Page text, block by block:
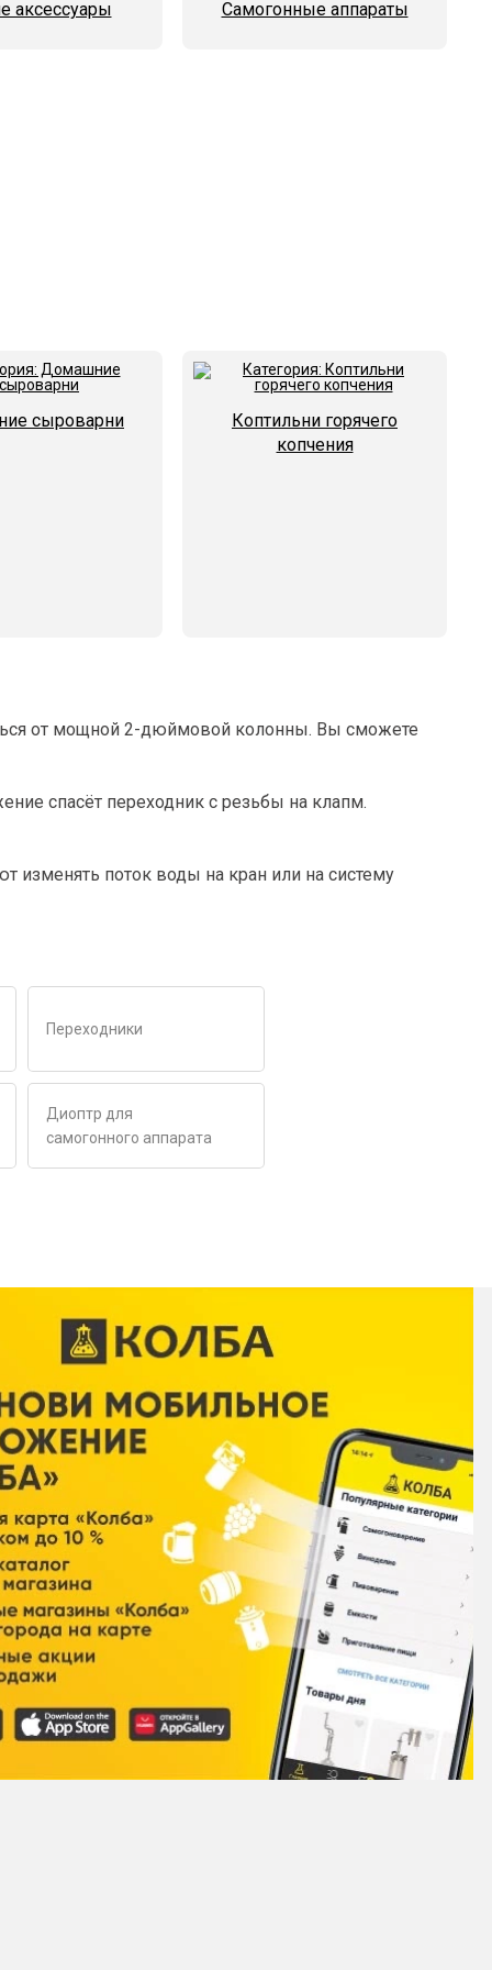
аксессуары Самогонные аппараты
сыроварни
Коптильни горячего
копчения
от мощной 2-дюймовой колонны. Вы сможете
спасёт переходник с резьбы на клапм.
поток воды на кран или на систему
Переходники
Диоптр для
самогонного аппарата